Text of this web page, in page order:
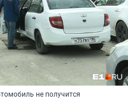
не получится